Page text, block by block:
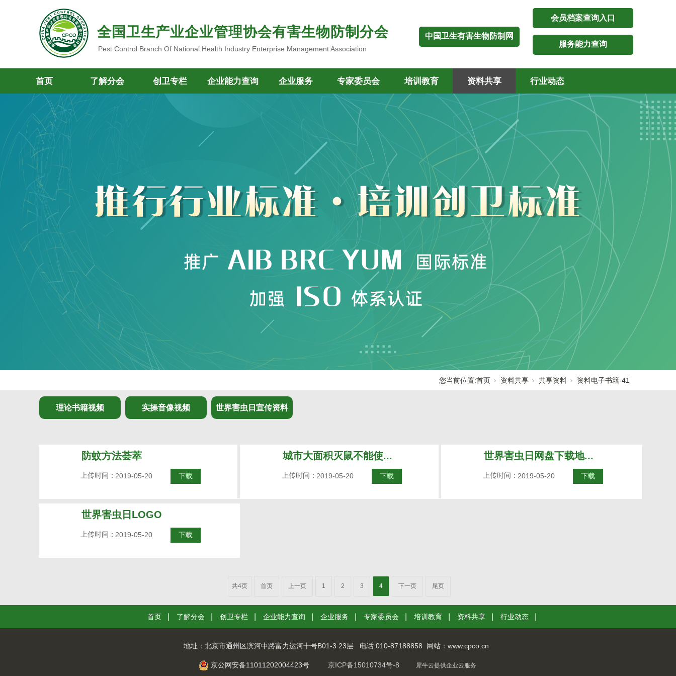
全国卫生产业企业管理协会有害生物防制分会 中国卫生有害生物防制网
Pest Control Branch Of National Health Industry Enterprise Management Association
服务能力查询
会员档案查询入口
首页 了解分会 创卫专栏 企业能力查询 企业服务 专家委员会 培训教育 资料共享 行业动态
您当前位置:首页 资料共享 共享资料 资料电子书籍-41
理论书籍视频 实操音像视频 世界害虫日宣传资料
防蚊方法荟萃
2019-05-20
上传时间： 下载
城市大面积灭鼠不能使...
2019-05-20
上传时间： 下载
世界害虫日网盘下载地...
2019-05-20
上传时间： 下载
世界害虫日LOGO
2019-05-20
上传时间： 下载
共4页 首页 上一页 1 2 3 4 下一页 尾页
首页 了解分会 创卫专栏 企业能力查询 企业服务 专家委员会 培训教育 资料共享 行业动态
地址： 北京市通州区滨河中路富力运河十号B01-3 23层 电话:010-87188858 网站：www.cpco.cn
京ICP备15010734号-8 犀牛云提供企业云服务
京公网安备11011202004423号